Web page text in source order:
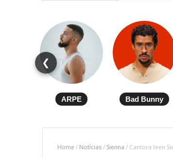
❮
ARPE Bad Bunny
Home / Notícias/ Sienna / Cantora teen